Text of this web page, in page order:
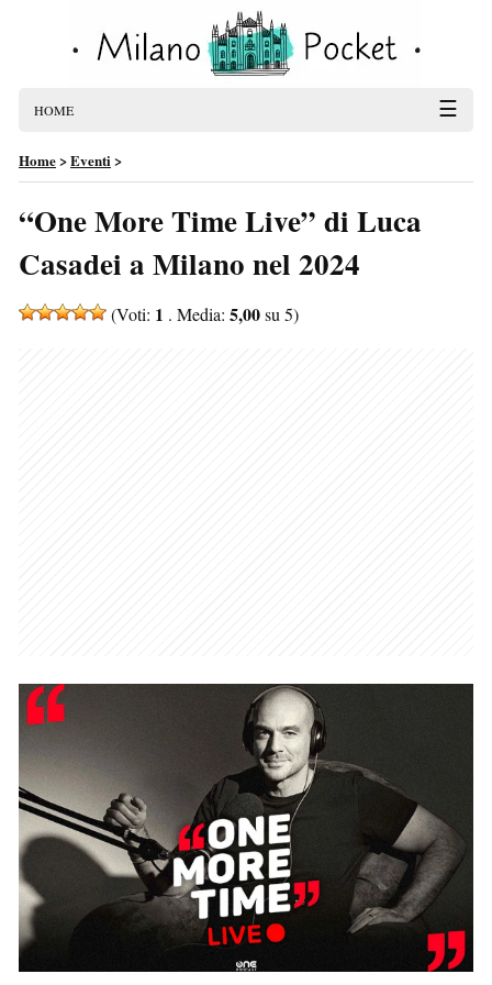
HOME ☰
Home>Eventi>
“One More Time Live” di Luca
Casadei a Milano nel 2024
(Voti: 1 . Media: 5,00su 5)